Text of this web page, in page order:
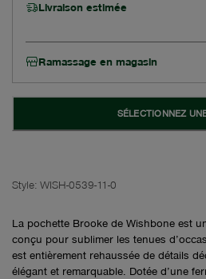
Livraison estimée
Ramassage en magasin
SÉLECTIONNEZ
Style: WISH-0539-11-0
La pochette Brooke de Wishbone est
conçu pour sublimer les tenues
est entièrement rehaussée de détails
élégant et remarquable. Dotée d’une